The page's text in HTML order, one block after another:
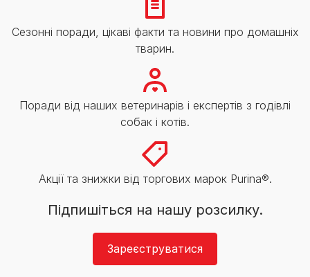
Сезонні поради, цікаві факти та новини про домашніх
тварин.
Поради від наших ветеринарів і експертів з годівлі
собак і котів.
Акції та знижки від торгових марок Purina®.
Підпишіться на нашу розсилку.
Зареєструватися